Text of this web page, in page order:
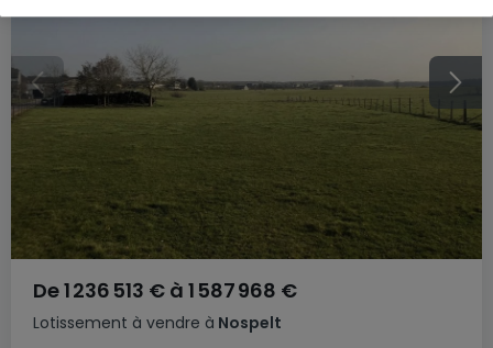
Lotissement à vendre à Nospelt
De1 236 513 € à 1 587 968 €